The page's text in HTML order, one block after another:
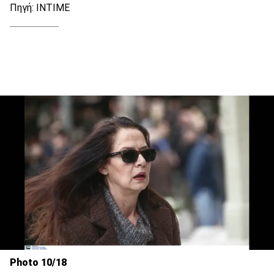
Πηγή: INTIME
Photo 10/18